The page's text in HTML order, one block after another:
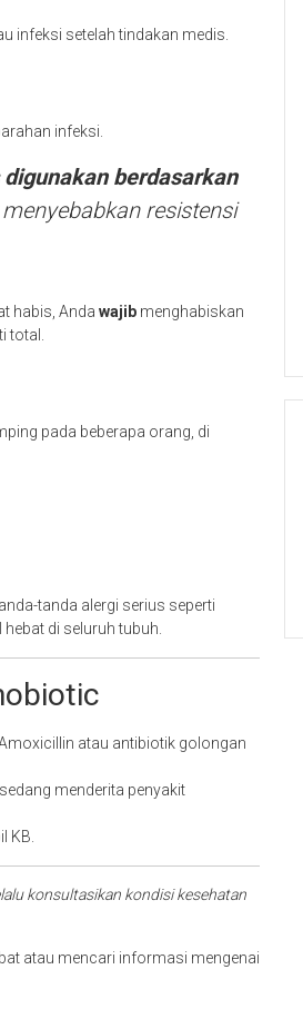
infeksi setelah tindakan medis.
infeksi.
digunakan berdasarkan
resistensi
habis, Anda wajib menghabiskan
pada beberapa orang, di
tanda alergi serius seperti
di seluruh tubuh.
atau antibiotik golongan
menderita penyakit
KB.
konsultasikan kondisi kesehatan
atau mencari informasi mengenai